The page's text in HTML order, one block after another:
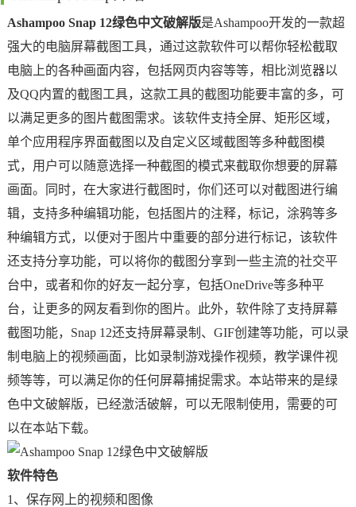
Ashampoo Snap 12绿色中文破解版是Ashampoo开发的一款超
强大的电脑屏幕截图工具，通过这款软件可以帮你轻松截取
电脑上的各种画面内容，包括网页内容等等，相比浏览器以
及QQ内置的截图工具，这款工具的截图功能要丰富的多，可
以满足更多的图片截图需求。该软件支持全屏、矩形区域，
单个应用程序界面截图以及自定义区域截图等多种截图模
式，用户可以随意选择一种截图的模式来截取你想要的屏幕
画面。同时，在大家进行截图时，你们还可以对截图进行编
辑，支持多种编辑功能，包括图片的注释，标记，涂鸦等多
种编辑方式，以便对于图片中重要的部分进行标记，该软件
还支持分享功能，可以将你的截图分享到一些主流的社交平
台中，或者和你的好友一起分享，包括OneDrive等多种平
台，让更多的网友看到你的图片。此外，软件除了支持屏幕
截图功能，Snap 12还支持屏幕录制、GIF创建等功能，可以录
制电脑上的视频画面，比如录制游戏操作视频，教学课件视
频等等，可以满足你的任何屏幕捕捉需求。本站带来的是绿
色中文破解版，已经激活破解，可以无限制使用，需要的可
以在本站下载。
软件特色
1、保存网上的视频和图像